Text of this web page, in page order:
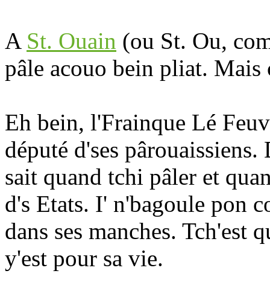
A St. Ouain (ou St. Ou,
pâle acouo bein pliat. Mais
Eh bein, l'Frainque Lé
député d'ses
sait quand tchi pâler et
d's Etats. I' n'bagoule pon
dans ses manches. Tch'est
y'est pour sa vie.